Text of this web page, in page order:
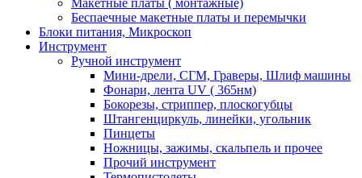
Макетные платы ( монтажные)
Беспаечные макетные платы и перемычки
Блоки питания, Микроскоп
Инструмент
Ручной инструмент
Мини-дрели, СГМ, Граверы, Шлиф машины
Фонари, лента UV ( 365нм)
Бокорезы, cтриппер, плоскогубцы
Штангенциркуль, линейки, угольник
Пинцеты
Ножницы, зажимы, скальпель и прочее
Прочий инструмент